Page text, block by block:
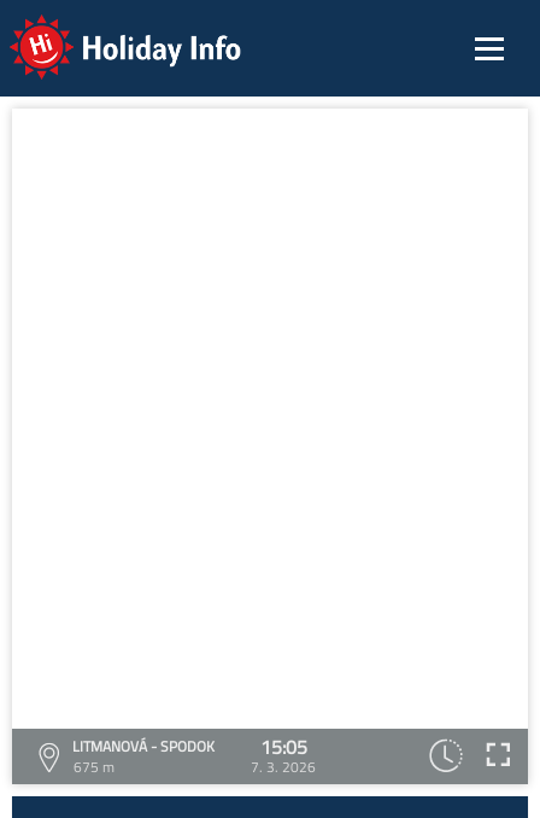
Holiday Info
LITMANOVÁ - SPODOK
675 m
15:05
7. 3. 2026